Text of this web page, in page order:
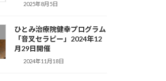
2025年8月5日
ひとみ治療院健幸プログラム
「音叉セラピー」2024年12
月29日開催
2024年11月18日